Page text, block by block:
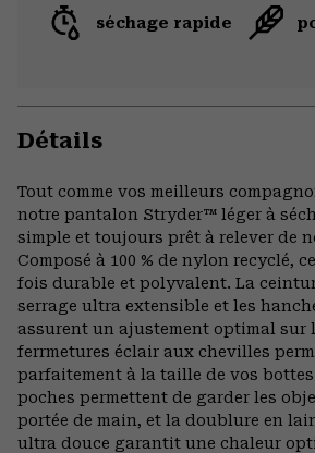
séchage rapide
Détails
Tout comme vos meilleurs
notre pantalon Stryder™ léger à
simple et toujours prêt à relever de
Composé à 100 % de nylon recyclé,
fois durable et polyvalent. La
serrage ultra extensible et les
assurent un ajustement optimal sur
ferrmetures éclair aux chevilles
parfaitement à la taille de vos
poches permettent de garder les
portée de main, et la doublure en
ultra douce garantit une chaleur